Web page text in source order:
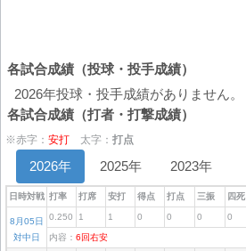
各試合成績（投球・投手成績）
2026年投球・投手成績がありません。
各試合成績（打者・打撃成績）
※赤字： 安打 太字： 打点
2026年 2025年 2023年
日時対戦 打率 打席 安打 得点 打点 三振 四死
8月05日
対中日
0.250 1 1 0 0 0 0
内容： 6回右安